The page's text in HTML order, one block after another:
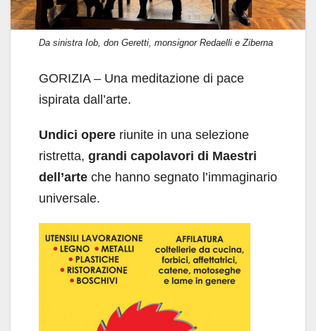
Da sinistra Iob, don Geretti, monsignor Redaelli e Ziberna
GORIZIA – Una meditazione di pace
ispirata dall’arte.
Undici opere riunite in una selezione
ristretta, grandi capolavori di Maestri
dell’arte che hanno segnato l’immaginario
universale.